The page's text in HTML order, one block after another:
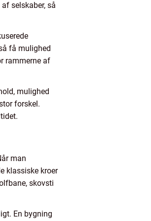
selskaber, så
få mulighed
rammerne af
mulighed
forskel.
man
klassiske kroer
skovsti
En bygning